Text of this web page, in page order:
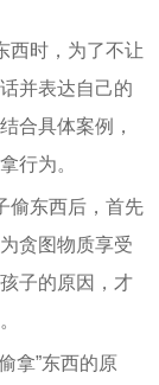
西时，为了不让
并表达自己的
合具体案例，
行为。
偷东西后，首先
贪图物质享受
子的原因，才
拿”东西的原